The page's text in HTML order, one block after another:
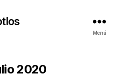
Menú
2020